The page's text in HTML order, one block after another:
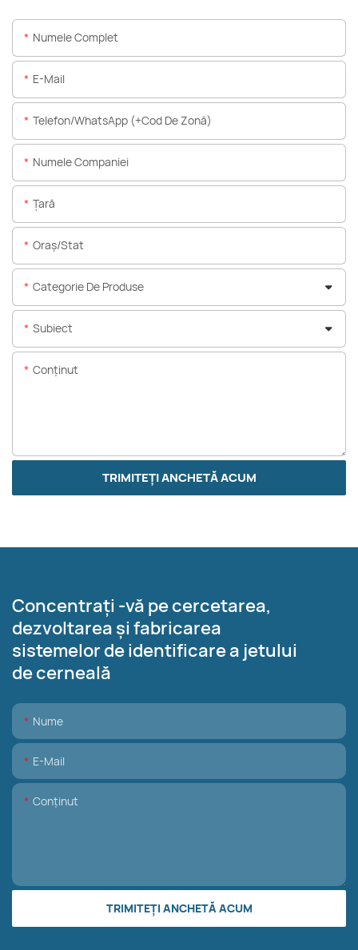
Numele Complet
E-Mail
Telefon/WhatsApp (+Cod De Zonă)
Numele Companiei
Ţară
Oraș/stat
Categorie De Produse
Subiect
Conţinut
TRIMITEȚI ANCHETĂ ACUM
Concentrați -vă pe cercetarea,
dezvoltarea și fabricarea
sistemelor de identificare a jetului
de cerneală
Nume
E-Mail
Conţinut
TRIMITEȚI ANCHETĂ ACUM